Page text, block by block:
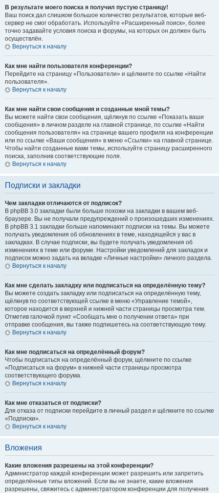
В результате моего поиска я получил пустую страницу!
Ваш поиск дал слишком большое количество результатов, которые веб-
сервер не смог обработать. Используйте «Расширенный поиск», более
точно задавайте условия поиска и форумы, на которых он должен быть
осуществлён.
Вернуться к началу
Как мне найти пользователя конференции?
Перейдите на страницу «Пользователи» и щёлкните по ссылке «Найти
пользователя».
Вернуться к началу
Как мне найти свои сообщения и созданные мной темы?
Вы можете найти свои сообщения, щёлкнув по ссылке «Показать ваши
сообщения» в личном разделе на главной странице, по ссылке «Найти
сообщения пользователя» на странице вашего профиля на конференции
или по ссылке «Ваши сообщения» в меню «Ссылки» на главной странице.
Чтобы найти созданные вами темы, используйте страницу расширенного
поиска, заполнив соответствующие поля.
Вернуться к началу
Подписки и закладки
Чем закладки отличаются от подписок?
В phpBB 3.0 закладки были больше похожи на закладки в вашем веб-
браузере. Вы не получали предупреждений о произошедших изменениях.
В phpBB 3.1 закладки больше напоминают подписки на темы. Вы можете
получать уведомления об обновлениях в теме, находящейся у вас в
закладках. В случае подписки, вы будете получать уведомления об
изменениях в теме или форуме. Настройки уведомлений для закладок и
подписок можно задать на вкладке «Личные настройки» личного раздела.
Вернуться к началу
Как мне сделать закладку или подписаться на определённую тему?
Вы можете создать закладку или подписаться на определённую тему,
щёлкнув по соответствующей ссылке в меню «Управление темой»,
которое находится в верхней и нижней части страницы просмотра тем.
Отметив галочкой пункт «Сообщать мне о получении ответа» при
отправке сообщения, вы также подпишетесь на соответствующую тему.
Вернуться к началу
Как мне подписаться на определённый форум?
Чтобы подписаться на определённый форум, щёлкните по ссылке
«Подписаться на форум» в нижней части страницы просмотра
соответствующего форума.
Вернуться к началу
Как мне отказаться от подписки?
Для отказа от подписки перейдите в личный раздел и щёлкните по ссылке
«Подписки».
Вернуться к началу
Вложения
Какие вложения разрешены на этой конференции?
Администратор каждой конференции может разрешить или запретить
определённые типы вложений. Если вы не знаете, какие вложения
разрешены, свяжитесь с администратором конференции для получения